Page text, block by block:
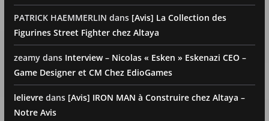
PATRICK HAEMMERLIN dans [Avis] La Collection des
Figurines Street Fighter chez Altaya
zeamydans Interview – Nicolas « Esken » Eskenazi CEO –
Game Designer et CM Chez EdioGames
lelievredans [Avis] IRON MAN à Construire chez Altaya –
Notre Avis